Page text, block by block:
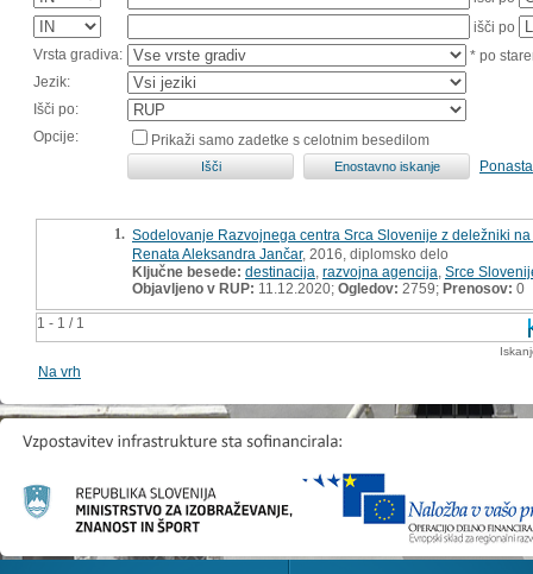
išči po
Vrsta gradiva:
* po
Jezik:
Išči po:
Opcije:
Prikaži samo zadetke s celotnim besedilom
1 - 1 / 1
1. Sodelovanje Razvojnega centra Srca Slovenije z deležniki
Renata Aleksandra Jančar, 2016, diplomsko delo
Ključne besede: destinacija razvojna agencija Srce
Objavljeno v RUP: 11.12.2020; Ogledov: 2759; Prenosov: 0
Na vrh